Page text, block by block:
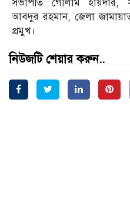
সভাপতি গোলাম হায়দার,
আবদুর রহমান, জেলা
প্রমুখ।
নিউজটি শেয়ার করুন..